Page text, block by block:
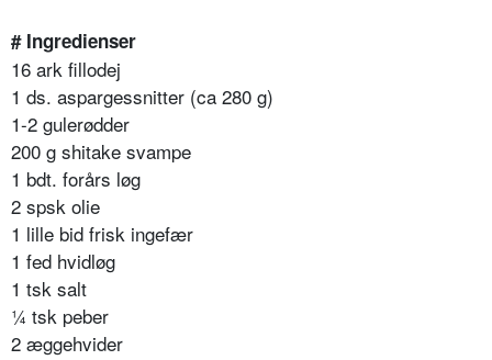
# Ingredienser
16 ark fillodej
1 ds. aspargessnitter (ca 280 g)
1-2 gulerødder
200 g shitake svampe
1 bdt. forårs løg
2 spsk olie
1 lille bid frisk ingefær
1 fed hvidløg
1 tsk salt
¼ tsk peber
2 æggehvider